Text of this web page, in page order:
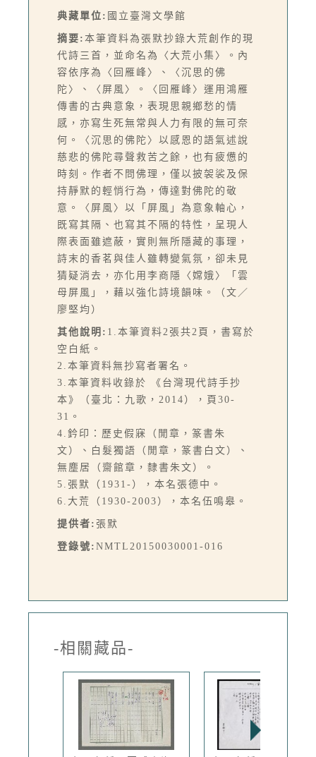
典藏單位: 國立臺灣文學館
摘要: 本筆資料為張默抄錄大荒創作的現
代詩三首，並命名為〈大荒小集〉。內
容依序為〈回雁峰〉、〈沉思的佛
陀〉、〈屏風〉。〈回雁峰〉運用鴻雁
傳書的古典意象，表現思親鄉愁的情
感，亦寫生死無常與人力有限的無可奈
何。〈沉思的佛陀〉以感恩的語氣述說
慈悲的佛陀尋聲救苦之餘，也有疲憊的
時刻。作者不問佛理，僅以披袈裟及保
持靜默的輕悄行為，傳達對佛陀的敬
意。〈屏風〉以「屏風」為意象軸心，
既寫其隔、也寫其不隔的特性，呈現人
際表面雖遮蔽，實則無所隱藏的事理，
詩末的香茗與佳人雖轉變氣氛，卻未見
猜疑消去，亦化用李商隱〈嫦娥〉「雲
母屏風」，藉以強化詩境韻味。（文／
廖堅均）
其他說明: 1.本筆資料2張共2頁，書寫於
空白紙。
2.本筆資料無抄寫者署名。
3.本筆資料收錄於 《台灣現代詩手抄
本》（臺北：九歌，2014），頁30-
31。
4.鈐印：歷史假寐（閒章，篆書朱
文）、白髮獨語（閒章，篆書白文）、
無塵居（齋館章，隸書朱文）。
5.張默（1931-），本名張德中。
6.大荒（1930-2003），本名伍鳴皋。
提供者: 張默
登錄號: NMTL20150030001-016
-相關藏品-